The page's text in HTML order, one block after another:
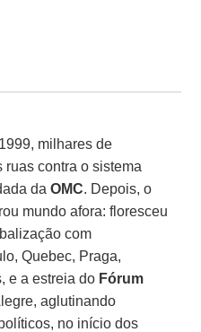
milhares de
ruas contra o sistema
daOMC. Depois, o
mundo afora: floresceu
com
Quebec, Praga,
e a estreia do Fórum
aglutinando
no início dos